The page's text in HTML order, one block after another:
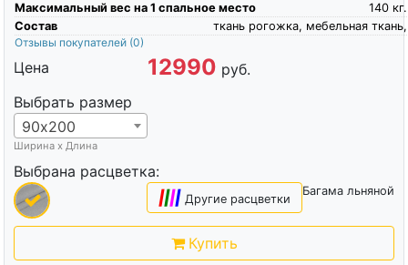
Максимальный вес на 1 спальное место
кг.
140
Состав
ткань рогожка, мебельная ткань,
Отзывы покупателей (0)
Цена 12990 руб.
Выбрать размер
90х200
Ширина х Длина
Выбрана расцветка:
Багама льняной
|||| Другие расцветки
Купить